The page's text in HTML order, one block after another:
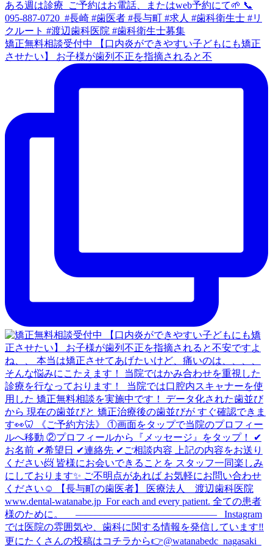
矯正無料相談受付中 【口内炎ができやすい子どもにも矯正
させたい】 お子様が歯列不正を指摘されると不